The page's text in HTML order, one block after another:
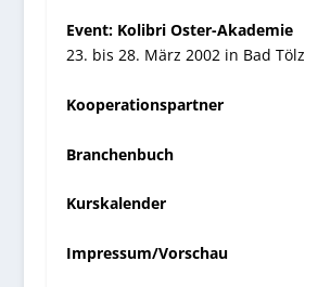
Event: Kolibri Oster-Akademie
23. bis 28. März 2002 in Bad Tölz
Kooperationspartner
Branchenbuch
Kurskalender
Impressum/Vorschau